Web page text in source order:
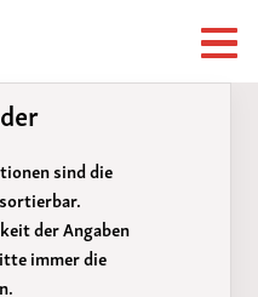
sind die
der Angaben
immer die